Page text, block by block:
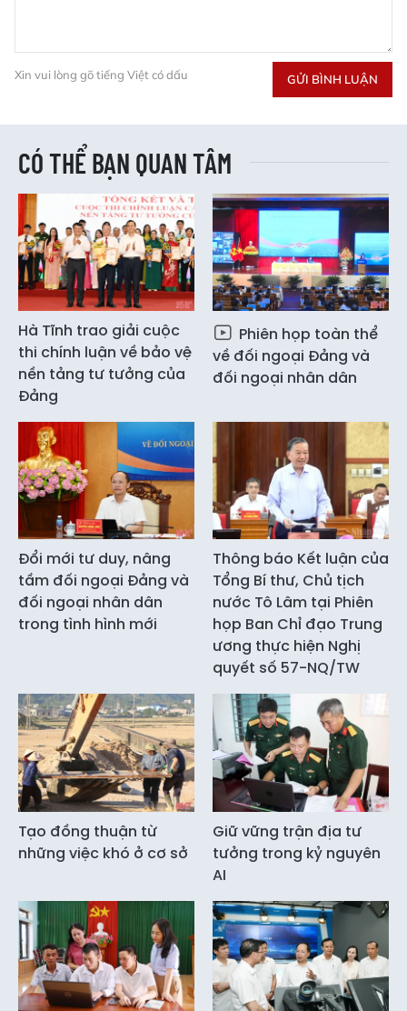
Xin vui lòng gõ tiếng Việt có dấu GỬI BÌNH LUẬN
CÓ THỂ BẠN QUAN TÂM
Hà Tĩnh trao giải cuộc
thi chính luận về bảo vệ
nền tảng tư tưởng của
Đảng
Phiên họp toàn thể
về đối ngoại Đảng và
đối ngoại nhân dân
Đổi mới tư duy, nâng
tầm đối ngoại Đảng và
đối ngoại nhân dân
trong tình hình mới
Thông báo Kết luận của
Tổng Bí thư, Chủ tịch
nước Tô Lâm tại Phiên
họp Ban Chỉ đạo Trung
ương thực hiện Nghị
quyết số 57-NQ/TW
Tạo đồng thuận từ
những việc khó ở cơ sở
Giữ vững trận địa tư
tưởng trong kỷ nguyên
AI